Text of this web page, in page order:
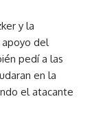
y la
apoyo del
pedí a las
en la
el atacante